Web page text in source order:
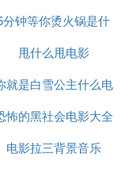
分钟等你烫火锅是什
么电影
甩什么甩电影
就是白雪公主什么电
影
怖的黑社会电影大全
图片大全
电影拉三背景音乐